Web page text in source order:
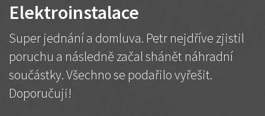
Elektroinstalace
Super jednání a domluva. Petr nejdříve zjistil
poruchu a následně začal shánět náhradní
součástky. Všechno se podařilo vyřešit.
Doporučuji!